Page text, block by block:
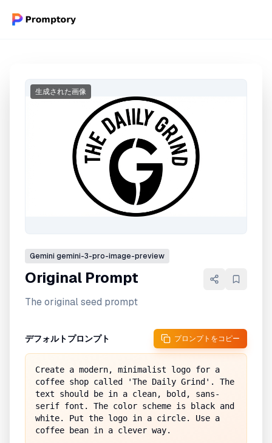
生成された画像
Gemini gemini-3-pro-image-preview
Original Prompt
The original seed prompt
デフォルトプロンプト プロンプトをコピー
Create a modern, minimalist logo for a
coffee shop called 'The Daily Grind'. The
text should be in a clean, bold, sans-
serif font. The color scheme is black and
white. Put the logo in a circle. Use a
coffee bean in a clever way.